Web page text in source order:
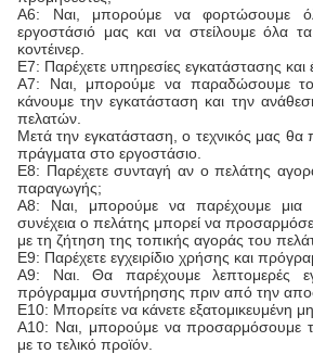
Α6: Ναι, μπορούμε να φορτώσουμε
εργοστάσιό μας και να στείλουμε όλα
κοντέινερ.
Ε7: Παρέχετε υπηρεσίες εγκατάστασης και
Α7: Ναι, μπορούμε να παραδώσουμε
κάνουμε την εγκατάσταση και την
πελατών.
Μετά την εγκατάσταση, ο τεχνικός μας θα
πράγματα στο εργοστάσιο.
Ε8: Παρέχετε συνταγή αν ο πελάτης
παραγωγής;
Α8: Ναι, μπορούμε να παρέχουμε μια
συνέχεια ο πελάτης μπορεί να
με τη ζήτηση της τοπικής αγοράς του
Ε9: Παρέχετε εγχειρίδιο χρήσης και
Α9: Ναι. Θα παρέχουμε λεπτομερές
πρόγραμμα συντήρησης πριν από την
Ε10: Μπορείτε να κάνετε εξατομικευμένη
Α10: Ναι, μπορούμε να προσαρμόσουμε
με το τελικό προϊόν.